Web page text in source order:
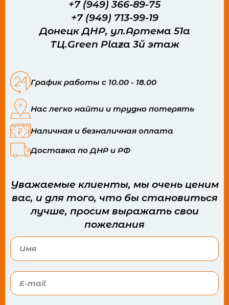
+7 (949) 366-89-75
+7 (949) 713-99-19
Донецк ДНР, ул.Артема 51а
ТЦ.Green Plaza 3й этаж
График работы с 10.00 - 18.00
Нас легко найти и трудно потерять
Наличная и безналичная оплата
Доставка по ДНР и РФ
Уважаемые клиенты, мы очень ценим
вас, и для того, что бы становиться
лучше, просим выражать свои
пожелания